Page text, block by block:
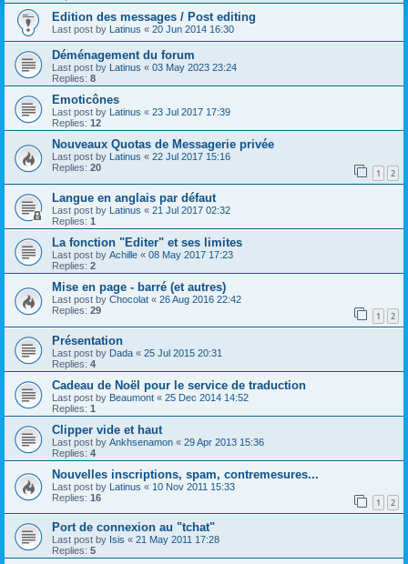
Edition des messages / Post editing
Last post by Latinus « 20 Jun 2014 16:30
Déménagement du forum
Last post by Latinus « 03 May 2023 23:24
Replies: 8
Emoticônes
Last post by Latinus « 23 Jul 2017 17:39
Replies: 12
Nouveaux Quotas de Messagerie privée
Last post by Latinus « 22 Jul 2017 15:16
Replies: 20 1 2
Langue en anglais par défaut
Last post by Latinus « 21 Jul 2017 02:32
Replies: 1
La fonction "Editer" et ses limites
Last post by Achille « 08 May 2017 17:23
Replies: 2
Mise en page - barré (et autres)
Last post by Chocolat « 26 Aug 2016 22:42
Replies: 29 1 2
Présentation
Last post by Dada « 25 Jul 2015 20:31
Replies: 4
Cadeau de Noël pour le service de traduction
Last post by Beaumont « 25 Dec 2014 14:52
Replies: 1
Clipper vide et haut
Last post by Ankhsenamon « 29 Apr 2013 15:36
Replies: 4
Nouvelles inscriptions, spam, contremesures...
Last post by Latinus « 10 Nov 2011 15:33
Replies: 16 1 2
Port de connexion au "tchat"
Last post by Isis « 21 May 2011 17:28
Replies: 5